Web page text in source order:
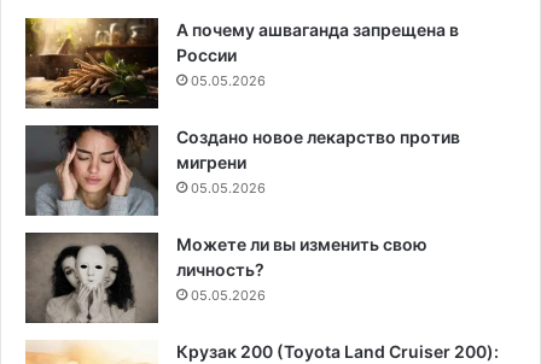
А почему ашваганда запрещена в
России
05.05.2026
Создано новое лекарство против
мигрени
05.05.2026
Можете ли вы изменить свою
личность?
05.05.2026
Крузак 200 (Toyota Land Cruiser 200):